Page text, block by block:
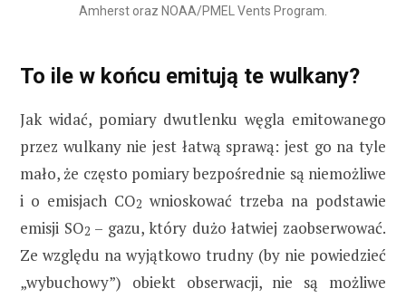
Amherst oraz NOAA/PMEL Vents Program.
To ile w końcu emitują te wulkany?
Jak widać, pomiary dwutlenku węgla emitowanego
przez wulkany nie jest łatwą sprawą: jest go na tyle
mało, że często pomiary bezpośrednie są niemożliwe
i o emisjach CO2 wnioskować trzeba na podstawie
emisji SO2 – gazu, który dużo łatwiej zaobserwować.
Ze względu na wyjątkowo trudny (by nie powiedzieć
„wybuchowy”) obiekt obserwacji, nie są możliwe